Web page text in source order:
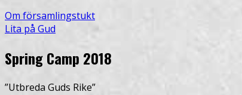
Om församlingstukt
Lita på Gud
Spring Camp 2018
”Utbreda Guds Rike”